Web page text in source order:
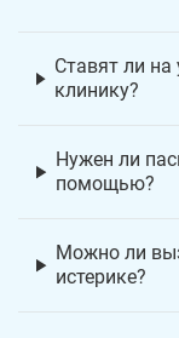
Ставят ли
клинику?
Нужен ли
помощью?
Можно ли
истерике?